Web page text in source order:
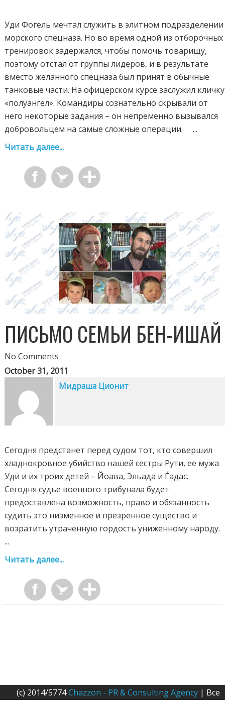
Уди Фогель мечтал служить в элитном подразделении
морского спецназа. Но во время одной из отборочных
тренировок задержался, чтобы помочь товарищу,
поэтому отстал от группы лидеров, и в результате
вместо желанного спецназа был принят в обычные
танковые части. На офицерском курсе заслужил кличку
«полуангел». Командиры сознательно скрывали от
него некоторые задания – он непременно вызывался
добровольцем на самые сложные операции. ...
Читать далее...
ПИСЬМО СЕМЬИ БЕН-ИШАЙ
No Comments
October 31, 2011
Мидраша Ционит
Сегодня предстанет перед судом тот, кто совершил
хладнокровное убийство нашей сестры Рути, ее мужа
Уди и их троих детей – Йоава, Эльада и Ѓадас.
Сегодня судье военного трибунала будет
предоставлена возможность, право и обязанность
судить это низменное и презренное существо и
возратить утраченную гордость униженному народу.
...
Читать далее...
(c) 2014/5774Chazzon - PR & Consulting Agency| Все